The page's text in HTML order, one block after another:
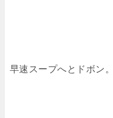
早速スープへとドボン。